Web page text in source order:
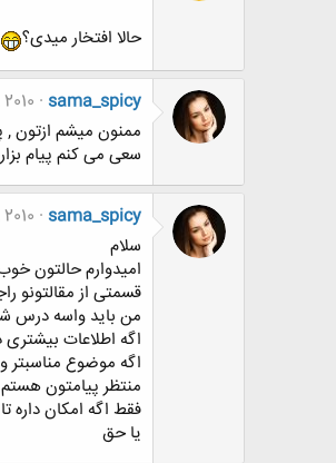
حالا افتخار میدی؟
sama_spicy
ممنون میشم ازتون ,
سعی می کنم پیام
sama_spicy
سلام
امیدوارم حالتون
قسمتی از مقالتونو
من باید واسه درس
اگه اطلاعات بیشتری
اگه موضوع مناسبتر
منتظر پیامتون هستم
فقط اگه امکان داره
یا حق